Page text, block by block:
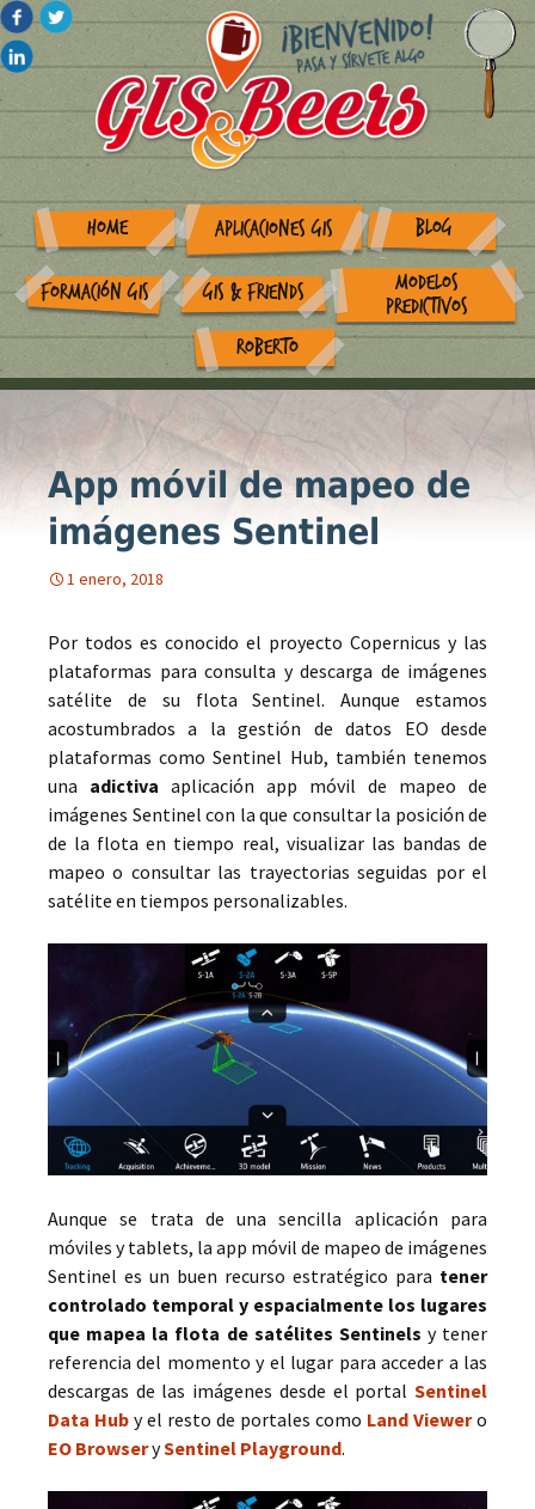
HOME APLICACIONES GIS BLOG
FORMACIÓN GIS GIS & FRIENDS
MODELOS
PREDICTIVOS
ROBERTO
App móvil de mapeo de
imágenes Sentinel
1 enero, 2018
Por todos es conocido el proyecto Copernicus y las
plataformas para consulta y descarga de imágenes
satélite de su flota Sentinel. Aunque estamos
acostumbrados a la gestión de datos EO desde
plataformas como Sentinel Hub, también tenemos
una adictiva aplicación app móvil de mapeo de
imágenes Sentinel con la que consultar la posición de
de la flota en tiempo real, visualizar las bandas de
mapeo o consultar las trayectorias seguidas por el
satélite en tiempos personalizables.
Aunque se trata de una sencilla aplicación para
móviles y tablets, la app móvil de mapeo de imágenes
Sentinel es un buen recurso estratégico para tener
controlado temporal y espacialmente los lugares
que mapea la flota de satélites Sentinels y tener
referencia del momento y el lugar para acceder a las
descargas de las imágenes desde el portal Sentinel
Data Hub y el resto de portales como Land Viewer o
EO BrowserySentinel Playground.